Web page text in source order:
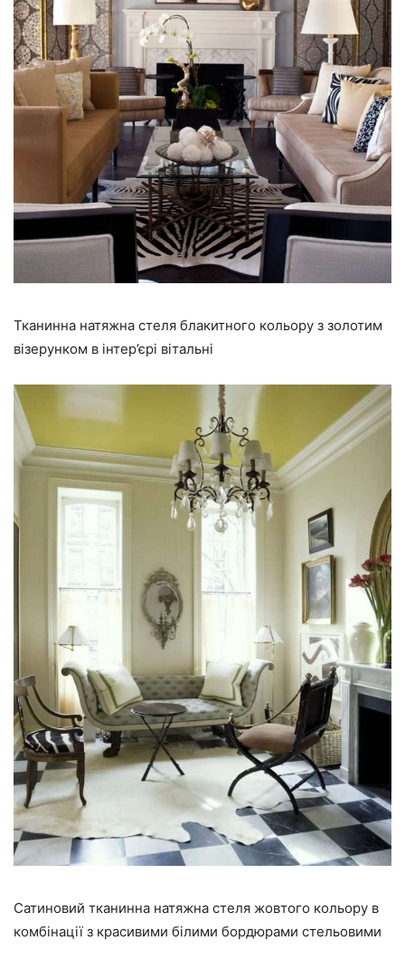
Тканинна натяжна стеля блакитного кольору з золотим
візерунком в інтер’єрі вітальні
Сатиновий тканинна натяжна стеля жовтого кольору в
комбінації з красивими білими бордюрами стельовими